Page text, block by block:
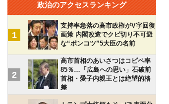
政治のアクセスランキング
1
支持率急落の高市政権がV字回復
画策 内閣改造でクビ切り不可避
な“ポンコツ”5大臣の名前
2
高市首相のあいさつはコピペ率
85％…「広島への思い」石破前
首相・愛子内親王とは絶望的格
差